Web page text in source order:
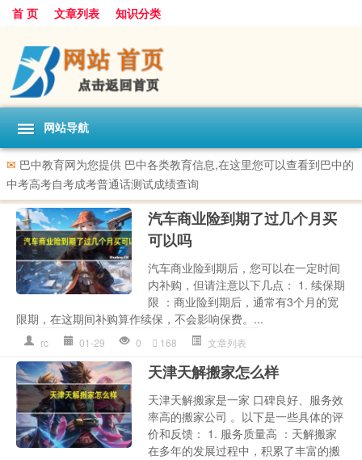
首 页 文章列表 知识分类
网站导航
✉ 巴中教育网为您提供 巴中各类教育信息,在这里您可以查看到巴中的
中考高考自考成考普通话测试成绩查询
汽车商业险到期了过几个月买
可以吗
汽车商业险到期后，您可以在一定时间
内补购，但请注意以下几点： 1. 续保期
限 ：商业险到期后，通常有3个月的宽
限期，在这期间补购算作续保，不会影响保费。...
rc 01-29 0 168 文章列表
天津天解搬家怎么样
天津天解搬家是一家 口碑良好、服务效
率高的搬家公司 。以下是一些具体的评
价和反馈： 1. 服务质量高 ：天解搬家
在多年的发展过程中，积累了丰富的搬